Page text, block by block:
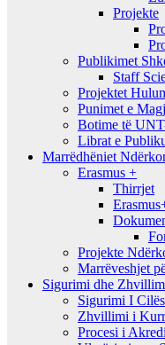
Projekte
Publikimet
Staff
Projektet
Punimet e
Botime të
Librat e
Marrëdhëniet
Erasmus +
Thirrjet
Projekte
Marrëveshjet
Sigurimi dhe
Sigurimi I
Zhvillimi i
Procesi i